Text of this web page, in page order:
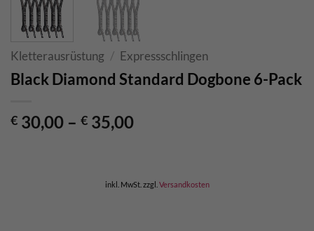
Kletterausrüstung / Expressschlingen
Black Diamond Standard Dogbone 6-Pack
€ 30,00 – € 35,00
inkl. MwSt. zzgl. Versandkosten